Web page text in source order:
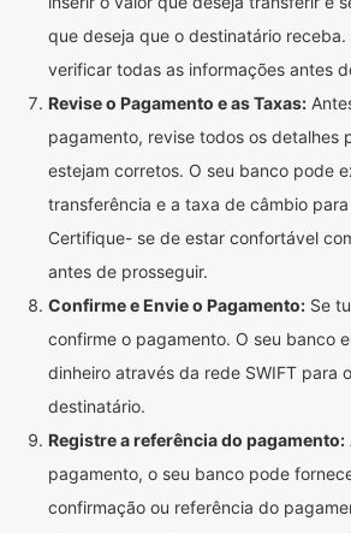
que deseja que o destinatário
verificar todas as informações antes
Revise o Pagamento e as Taxas:
pagamento, revise todos os detalhes
estejam corretos. O seu banco pode
transferência e a taxa de câmbio
Certifique- se de estar confortável
antes de prosseguir.
Confirme e Envie o Pagamento: Se
confirme o pagamento. O seu banco
dinheiro através da rede SWIFT para
destinatário.
Registre a referência do pagamento:
pagamento, o seu banco pode
confirmação ou referência do